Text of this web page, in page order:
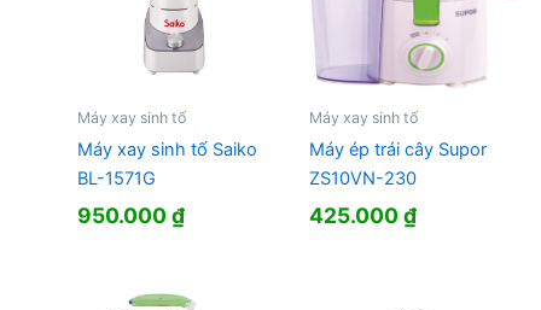
Máy xay sinh tố
Máy xay sinh tố Saiko
BL-1571G
950.000₫
Máy xay sinh tố
Máy ép trái cây Supor
ZS10VN-230
425.000₫